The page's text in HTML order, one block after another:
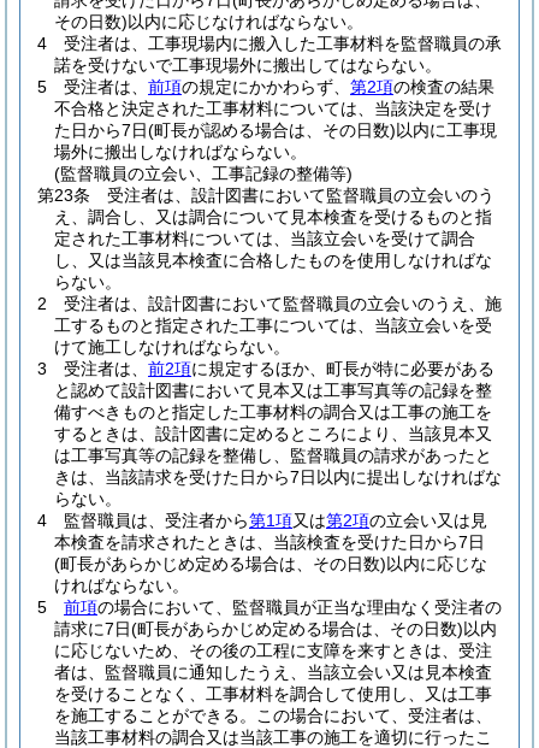
その日数)以内に応じなければならない。
4
受注者は、工事現場内に搬入した工事材料を監督職員の承
諾を受けないで工事現場外に搬出してはならない。
5
受注者は、 前項の規定にかかわらず、 第2項の検査の結果
不合格と決定された工事材料については、当該決定を受け
た日から7日(町長が認める場合は、その日数)以内に工事現
場外に搬出しなければならない。
(監督職員の立会い、工事記録の整備等)
第23条
受注者は、設計図書において監督職員の立会いのう
え、調合し、又は調合について見本検査を受けるものと指
定された工事材料については、当該立会いを受けて調合
し、又は当該見本検査に合格したものを使用しなければな
らない。
2
受注者は、設計図書において監督職員の立会いのうえ、施
工するものと指定された工事については、当該立会いを受
けて施工しなければならない。
3
受注者は、 前2項に規定するほか、町長が特に必要がある
と認めて設計図書において見本又は工事写真等の記録を整
備すべきものと指定した工事材料の調合又は工事の施工を
するときは、設計図書に定めるところにより、当該見本又
は工事写真等の記録を整備し、監督職員の請求があったと
きは、当該請求を受けた日から7日以内に提出しなければな
らない。
4
監督職員は、受注者から第1項又は第2項の立会い又は見
本検査を請求されたときは、当該検査を受けた日から7日
(町長があらかじめ定める場合は、その日数)以内に応じな
ければならない。
5
前項の場合において、監督職員が正当な理由なく受注者の
請求に7日(町長があらかじめ定める場合は、その日数)以内
に応じないため、その後の工程に支障を来すときは、受注
者は、監督職員に通知したうえ、当該立会い又は見本検査
を受けることなく、工事材料を調合して使用し、又は工事
を施工することができる。
この場合において、受注者は、
当該工事材料の調合又は当該工事の施工を適切に行ったこ